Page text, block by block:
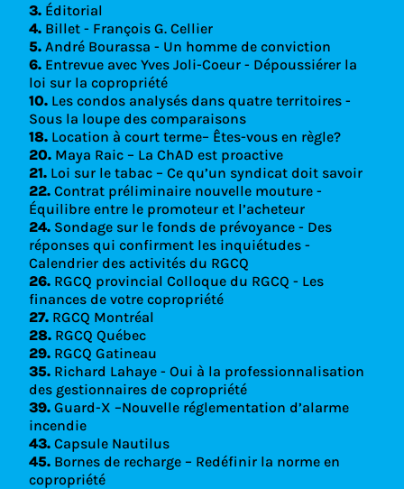
3. Éditorial
4. Billet - François G. Cellier
5. André Bourassa - Un homme de conviction
6. Entrevue avec Yves Joli-Coeur - Dépoussiérer la
loi sur la copropriété
10. Les condos analysés dans quatre territoires -
Sous la loupe des comparaisons
18. Location à court terme– Êtes-vous en règle?
20. Maya Raic – La ChAD est proactive
21. Loi sur le tabac – Ce qu’un syndicat doit savoir
22. Contrat préliminaire nouvelle mouture -
Équilibre entre le promoteur et l’acheteur
24. Sondage sur le fonds de prévoyance - Des
réponses qui confirment les inquiétudes -
Calendrier des activités du RGCQ
26. RGCQ provincial Colloque du RGCQ - Les
finances de votre copropriété
27. RGCQ Montréal
28. RGCQ Québec
29. RGCQ Gatineau
35. Richard Lahaye - Oui à la professionnalisation
des gestionnaires de copropriété
39. Guard-X –Nouvelle réglementation d’alarme
incendie
43. Capsule Nautilus
45. Bornes de recharge – Redéfinir la norme en
copropriété